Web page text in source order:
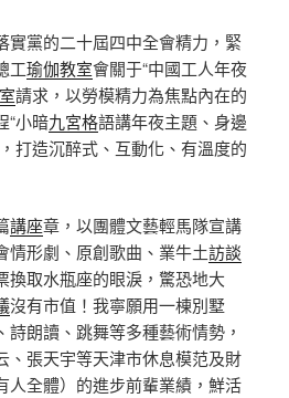
實黨的二十屆四中全會精力，緊
工瑜伽教室會關于“中國工人年夜
請求，以勞模精力為焦點內在的
“小暗九宮格語講年夜主題、身邊
打造沉醉式、互動化、有溫度的
講座章，以團體文藝輕馬隊宣講
情形劇、原創歌曲、業牛土訪談
換取水瓶座的眼淚，驚恐地大
沒有市值！我寧願用一棟別墅
詩朗讀、跳舞等多種藝術情勢，
、張天宇等天津市休息模范及財
人全體）的進步前輩業績，鮮活